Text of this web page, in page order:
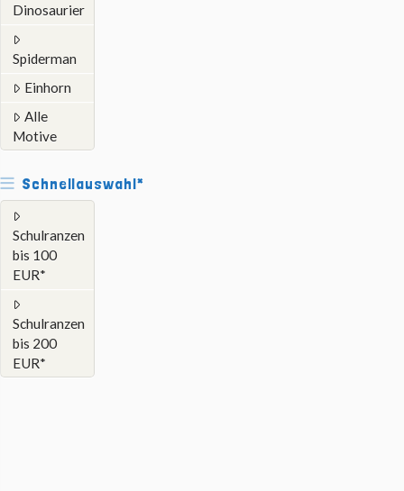
Dinosaurier
Spiderman
Einhorn
Alle
Motive
Schnellauswahl*
Schulranzen
bis 100
EUR*
Schulranzen
bis 200
EUR*